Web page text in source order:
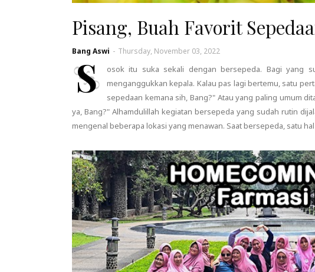
Pisang, Buah Favorit
Bang Aswi - Thursday, November 03, 2022
S
osok itu suka sekali dengan bersepeda. Bagi yang
menganggukkan kepala. Kalau pas lagi bertemu, satu
sepedaan kemana sih, Bang?" Atau yang paling umum
ya, Bang?" Alhamdulillah kegiatan bersepeda yang sudah rutin
mengenal beberapa lokasi yang menawan. Saat bersepeda, satu